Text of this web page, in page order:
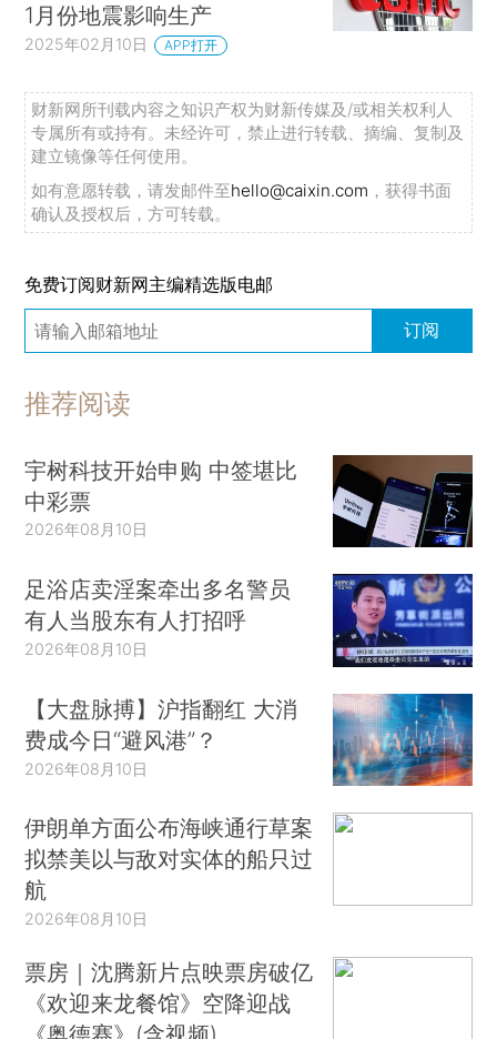
1月份地震影响生产
2025年02月10日 APP打开
财新网所刊载内容之知识产权为财新传媒及/或相关权利人
专属所有或持有。未经许可，禁止进行转载、摘编、复制及
建立镜像等任何使用。
如有意愿转载，请发邮件至hello@caixin.com ，获得书面
确认及授权后，方可转载。
免费订阅财新网主编精选版电邮
订阅
推荐阅读
宇树科技开始申购 中签堪比
中彩票
2026年08月10日
足浴店卖淫案牵出多名警员
有人当股东有人打招呼
2026年08月10日
【大盘脉搏】沪指翻红 大消
费成今日“避风港”？
2026年08月10日
伊朗单方面公布海峡通行草案
拟禁美以与敌对实体的船只过
航
2026年08月10日
票房｜沈腾新片点映票房破亿
《欢迎来龙餐馆》空降迎战